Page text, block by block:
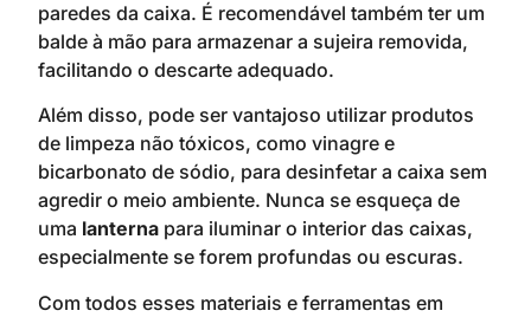
paredes da caixa. É recomendável também ter um
balde à mão para armazenar a sujeira removida,
facilitando o descarte adequado.
Além disso, pode ser vantajoso utilizar produtos
de limpeza não tóxicos, como vinagre e
bicarbonato de sódio, para desinfetar a caixa sem
agredir o meio ambiente. Nunca se esqueça de
uma lanterna para iluminar o interior das caixas,
especialmente se forem profundas ou escuras.
Com todos esses materiais e ferramentas em